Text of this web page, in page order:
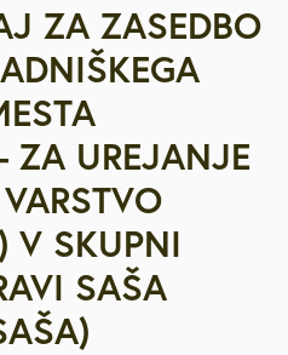
ZA ZASEDBO
ZA UREJANJE
SKUPNI
SAŠA